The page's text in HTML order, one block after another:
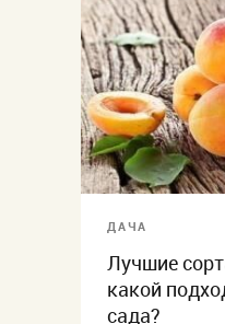
ДАЧА
Лучшие
какой
сада?